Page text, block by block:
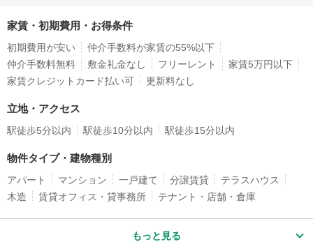
家賃・初期費用・お得条件
初期費用が安い
仲介手数料が家賃の55%以下
仲介手数料無料
敷金礼金なし フリーレント
家賃5万円以下
家賃クレジットカード払い可
更新料なし
立地・アクセス
駅徒歩5分以内 駅徒歩10分以内 駅徒歩15分以内
物件タイプ・建物種別
アパート マンション 一戸建て 分譲賃貸
テラスハウス
木造
賃貸オフィス・貸事務所 テナント・店舗・倉庫
もっと見る